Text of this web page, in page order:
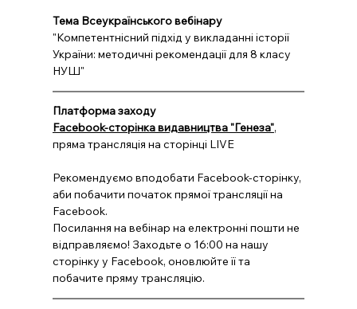
Тема Всеукраїнського вебінару
"Компетентнісний підхід у викладанні історії
України: методичні рекомендації для 8 класу
НУШ"
Платформа заходу
Facebook-сторінка видавництва "Генеза",
пряма трансляція на сторінці LIVE
Рекомендуємо вподобати Facebook-сторінку,
аби побачити початок прямої трансляції на
Facebook.
Посилання на вебінар на електронні пошти не
відправляємо! Заходьте о 16:00 на нашу
сторінку у Facebook, оновлюйте її та
побачите пряму трансляцію.